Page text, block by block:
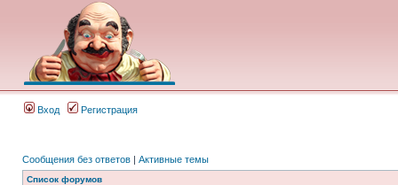
Вход Регистрация
Сообщения без ответов | Активные темы
Список форумов